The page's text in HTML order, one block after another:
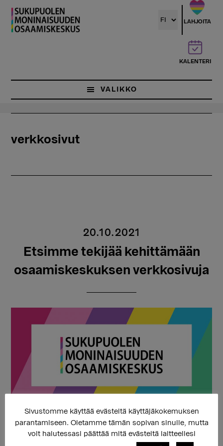
Hyppää
pääsisältöön
LAHJOITA
KALENTERI
VALIKKO
verkkosivut
20.10.2021
Etsimme tekijää kehittämään
osaamiskeskuksen verkkosivuja
Etsimme tekijää toteuttamaan Sukupuolen
moninaisuuden osaamiskeskuksen verkkosivujen
päivityssuunnitelmaa loppuvuoden 2021 aikana. Sivuja
Sivustomme käyttää evästeitä käyttäjäkokemuksen
parantamiseen. Oletamme tämän sopivan sinulle, mutta
voit halutessasi päättää mitä evästeitä laitteellesi